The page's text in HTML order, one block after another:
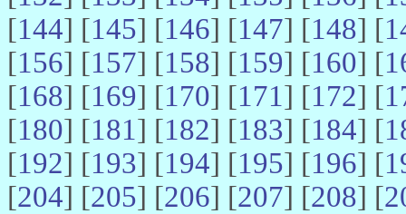
[144] [145] [146] [147] [148] [
[156] [157] [158] [159] [160] [
[168] [169] [170] [171] [172] [
[180] [181] [182] [183] [184] [
[192] [193] [194] [195] [196] [
[204] [205] [206] [207] [208] [